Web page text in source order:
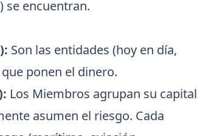
) se encuentran.
Son las entidades (hoy en día,
ponen el dinero.
Los Miembros agrupan su capital
asumen el riesgo. Cada